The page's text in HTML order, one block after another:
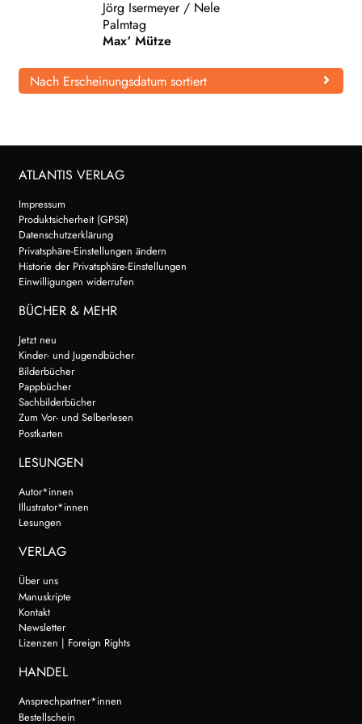
WEITERE VERLAGE
Search:
Jörg Isermeyer/ Nele
Palmtag
Max‘ Mütze
Nach Erscheinungsdatum sortiert
ATLANTIS VERLAG
Impressum
Produktsicherheit (GPSR)
Datenschutzerklärung
Privatsphäre-Einstellungen ändern
Historie der Privatsphäre-Einstellungen
Einwilligungen widerrufen
BÜCHER & MEHR
Jetzt neu
Kinder- und Jugendbücher
Bilderbücher
Pappbücher
Sachbilderbücher
Zum Vor- und Selberlesen
Postkarten
LESUNGEN
Autor*innen
Illustrator*innen
Lesungen
VERLAG
Über uns
Manuskripte
Kontakt
Newsletter
Lizenzen | Foreign Rights
HANDEL
Ansprechpartner*innen
Bestellschein